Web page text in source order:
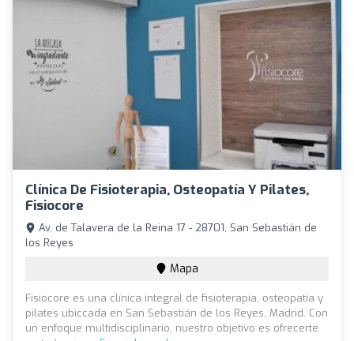
Clínica De Fisioterapia, Osteopatía Y Pilates,
Fisiocore
Av. de Talavera de la Reina 17 - 28701, San Sebastián de
los Reyes
Mapa
Fisiocore es una clínica integral de fisioterapia, osteopatía y
pilates ubiccada en San Sebastián de los Reyes, Madrid. Con
un enfoque multidisciplinario, nuestro objetivo es ofrecerte